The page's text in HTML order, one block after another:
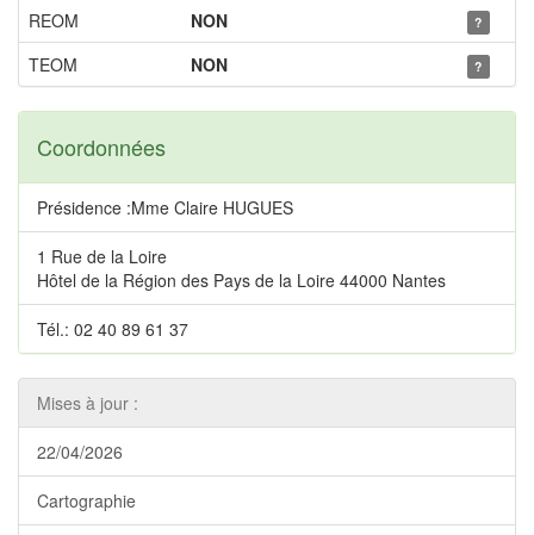
REOM
NON ?
TEOM NON ?
Coordonnées
Présidence :Mme Claire HUGUES
1 Rue de la Loire
Hôtel de la Région des Pays de la Loire 44000 Nantes
Tél.: 02 40 89 61 37
Mises à jour :
22/04/2026
Cartographie